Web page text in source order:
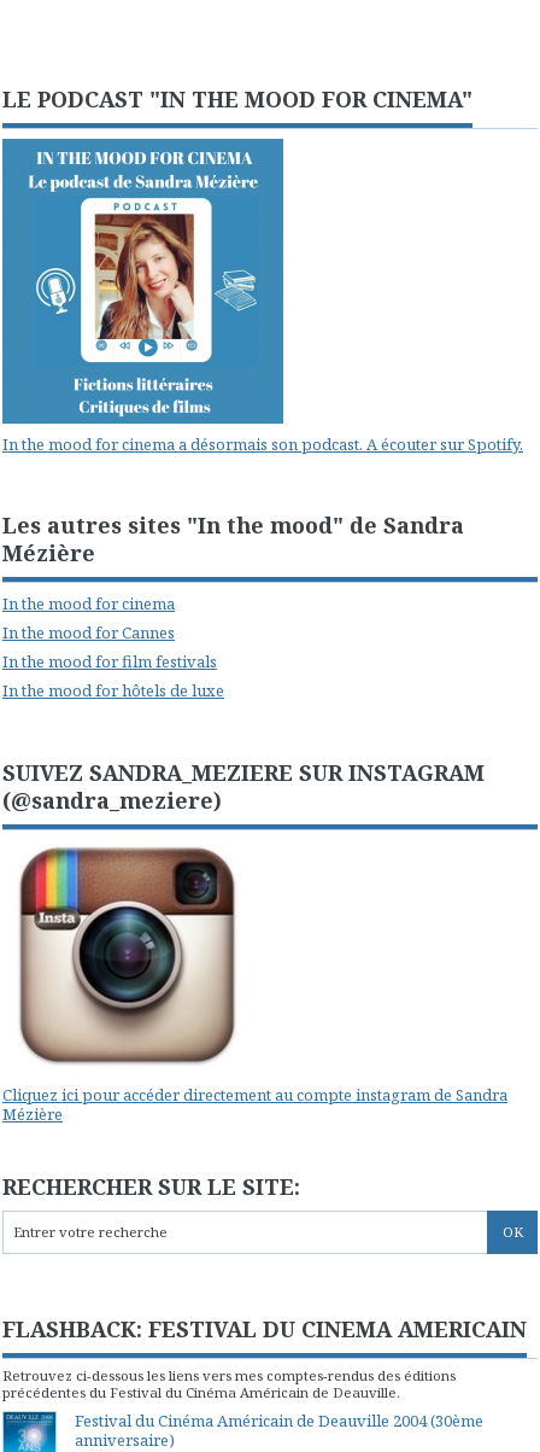
LE PODCAST "IN THE MOOD FOR CINEMA"
In the mood for cinema a désormais son podcast. A écouter sur Spotify.
Les autres sites "In the mood" de Sandra
Mézière
In the mood for cinema
In the mood for Cannes
In the mood for film festivals
In the mood for hôtels de luxe
SUIVEZ SANDRA_MEZIERE SUR INSTAGRAM
(@sandra_meziere)
Cliquez ici pour accéder directement au compte instagram de Sandra
Mézière
RECHERCHER SUR LE SITE:
FLASHBACK: FESTIVAL DU CINEMA AMERICAIN
Retrouvez ci-dessous les liens vers mes comptes-rendus des éditions
précédentes du Festival du Cinéma Américain de Deauville.
Festival du Cinéma Américain de Deauville 2004 (30ème
anniversaire)